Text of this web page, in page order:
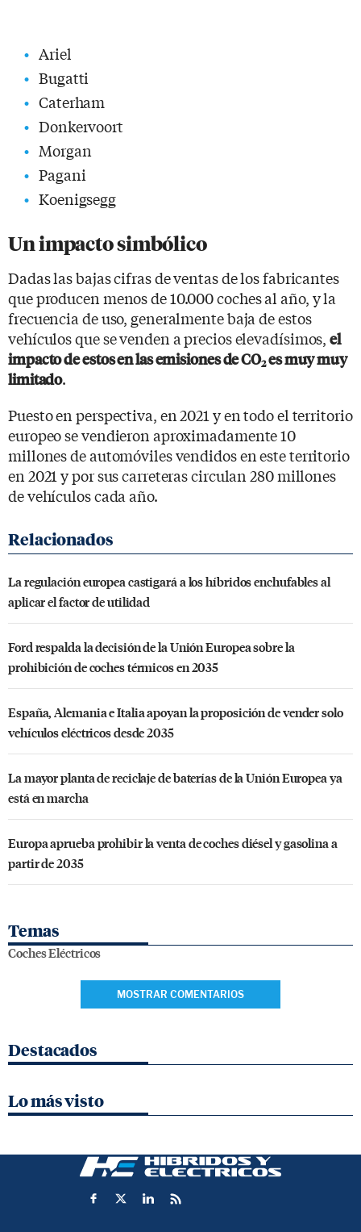
Ariel
Bugatti
Caterham
Donkervoort
Morgan
Pagani
Koenigsegg
Un impacto simbólico
Dadas las bajas cifras de ventas de los fabricantes
que producen menos de 10.000 coches al año, y la
frecuencia de uso, generalmente baja de estos
vehículos que se venden a precios elevadísimos,el
impacto de estos en las emisiones de CO2es muy muy
limitado.
Puesto en perspectiva, en 2021 y en todo el territorio
europeo se vendieron aproximadamente 10
millones de automóviles vendidos en este territorio
en 2021 y por sus carreteras circulan 280 millones
de vehículos cada año.
La regulación europea castigará a los híbridos enchufables al
aplicar el factor de utilidad
Ford respalda la decisión de la Unión Europea sobre la
prohibición de coches térmicos en 2035
España, Alemania e Italia apoyan la proposición de vender solo
vehículos eléctricos desde 2035
La mayor planta de reciclaje de baterías de la Unión Europea ya
está en marcha
Europa aprueba prohibir la venta de coches diésel y gasolina a
partir de 2035
Temas
Coches Eléctricos
MOSTRAR COMENTARIOS
Destacados
Lo más visto